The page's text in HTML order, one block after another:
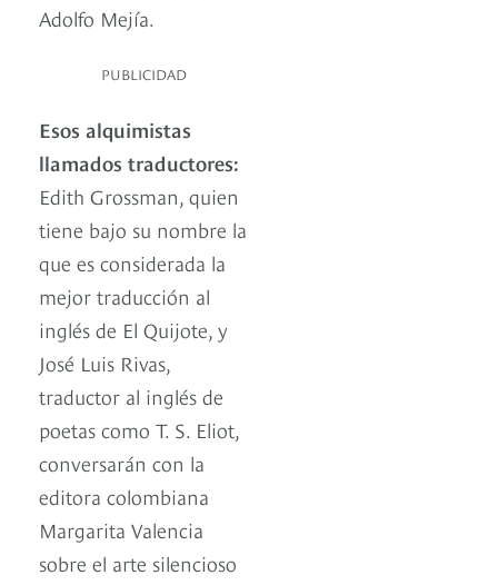
Adolfo Mejía.
PUBLICIDAD
Esos alquimistas
llamados traductores:
Edith Grossman, quien
tiene bajo su nombre la
que es considerada la
mejor traducción al
inglés de El Quijote, y
José Luis Rivas,
traductor al inglés de
poetas como T. S. Eliot,
conversarán con la
editora colombiana
Margarita Valencia
sobre el arte silencioso